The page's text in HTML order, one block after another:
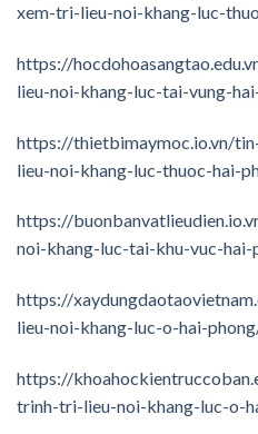
xem-tri-lieu-noi-khang-luc-
https://
lieu-noi-khang-luc-tai-vung-
https://thietbimaymoc.io.vn/
lieu-noi-khang-luc-thuoc-hai-
https://
noi-khang-luc-tai-khu-vuc-hai-
https://
lieu-noi-khang-luc-o-hai-
https://
trinh-tri-lieu-noi-khang-luc-o-